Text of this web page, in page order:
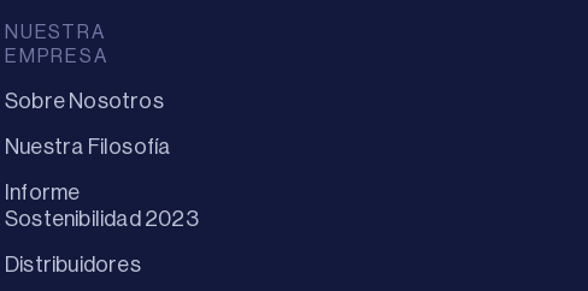
NUESTRA
EMPRESA
Sobre Nosotros
Nuestra Filosofía
Informe
Sostenibilidad 2023
Distribuidores